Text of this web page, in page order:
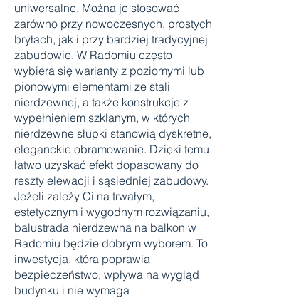
uniwersalne. Można je stosować
zarówno przy nowoczesnych, prostych
bryłach, jak i przy bardziej tradycyjnej
zabudowie. W Radomiu często
wybiera się warianty z poziomymi lub
pionowymi elementami ze stali
nierdzewnej, a także konstrukcje z
wypełnieniem szklanym, w których
nierdzewne słupki stanowią dyskretne,
eleganckie obramowanie. Dzięki temu
łatwo uzyskać efekt dopasowany do
reszty elewacji i sąsiedniej zabudowy.
Jeżeli zależy Ci na trwałym,
estetycznym i wygodnym rozwiązaniu,
balustrada nierdzewna na balkon w
Radomiu będzie dobrym wyborem. To
inwestycja, która poprawia
bezpieczeństwo, wpływa na wygląd
budynku i nie wymaga